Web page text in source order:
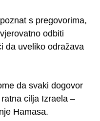
s pregovorima,
odbiti
da uveliko odražava
da svaki dogovor
cilja Izraela –
Hamasa.